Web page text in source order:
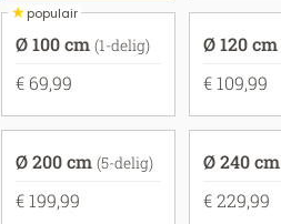
★populair
Ø 100 cm (1-delig)
€ 69,99
Ø 120 cm
€ 109,99
Ø 200 cm (5-delig)
€ 199,99
Ø 240 cm
€ 229,99